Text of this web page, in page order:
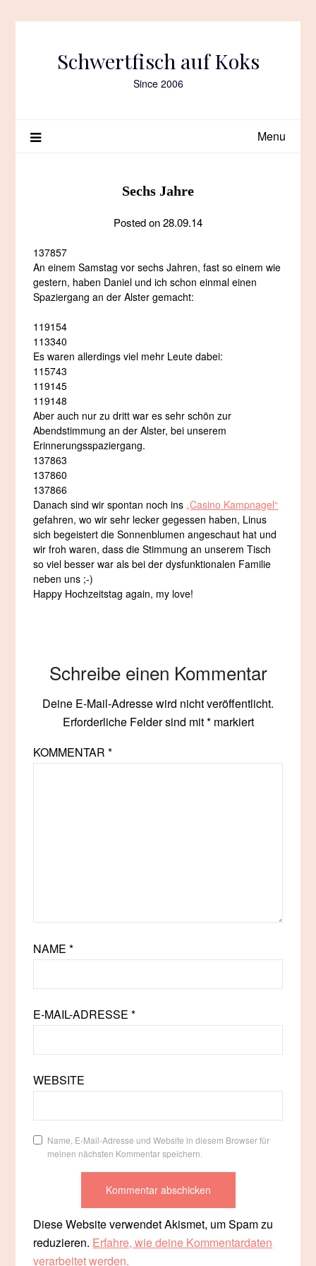
Schwertfisch auf Koks
Since 2006
Menu
Sechs Jahre
Posted on28.09.14
137857
An einem Samstag vor sechs Jahren, fast so einem wie
gestern, haben Daniel und ich schon einmal einen
Spaziergang an der Alster gemacht:
119154
113340
Es waren allerdings viel mehr Leute dabei:
115743
119145
119148
Aber auch nur zu dritt war es sehr schön zur
Abendstimmung an der Alster, bei unserem
Erinnerungsspaziergang.
137863
137860
137866
Danach sind wir spontan noch ins„Casino Kampnagel“
gefahren, wo wir sehr lecker gegessen haben, Linus
sich begeistert die Sonnenblumen angeschaut hat und
wir froh waren, dass die Stimmung an unserem Tisch
so viel besser war als bei der dysfunktionalen Familie
neben uns ;-)
Happy Hochzeitstag again, my love!
Schreibe einen Kommentar
Deine E-Mail-Adresse wird nicht veröffentlicht.
Erforderliche Felder sind mit*markiert
KOMMENTAR*
NAME*
E-MAIL-ADRESSE*
WEBSITE
Name, E-Mail-Adresse und Website in diesem Browser für
meinen nächsten Kommentar speichern.
Diese Website verwendet Akismet, um Spam zu
reduzieren. Erfahre, wie deine Kommentardaten
verarbeitet werden.